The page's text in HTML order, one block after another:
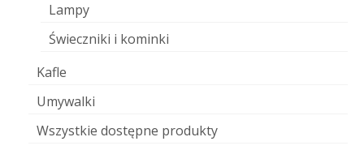
Lampy
Świeczniki i kominki
Kafle
Umywalki
Wszystkie dostępne produkty